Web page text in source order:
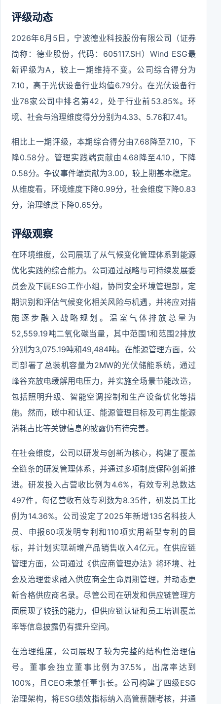
评级动态
2026年6月5日，宁波德业科技股份有限公司（证券
简称：德业股份，代码：605117.SH）Wind ESG最
新评级为A，较上一期维持不变。公司综合得分为
7.10，高于光伏设备行业均值6.79分。在光伏设备行
业78家公司中排名第42，处于行业前53.85%。环
境、社会与治理维度得分分别为4.33、5.76和7.41。
相比上一期评级，本期综合得分由7.68降至7.10，下
降0.58分。管理实践端贡献由4.68降至4.10，下降
0.58分。争议事件端贡献为3.00，较上期基本稳定。
从维度看，环境维度下降0.99分，社会维度下降0.83
分，治理维度下降0.65分。
评级观察
在环境维度，公司展现了从气候变化管理体系到能源
优化实践的综合能力。公司通过战略与可持续发展委
员会及下属ESG工作小组，协同安全环境管理部，定
期识别和评估气候变化相关风险与机遇，并将应对措
施逐步融入战略规划。温室气体排放总量为
52,559.19吨二氧化碳当量，其中范围1和范围2排放
分别为3,075.19吨和49,484吨。在能源管理方面，公
司部署了总装机容量为2MW的光伏储能系统，通过
峰谷充放电缓解用电压力，并实施全场景节能改造，
包括照明升级、智能空调控制和生产设备优化等措
施。然而，碳中和认证、能源管理目标及可再生能源
消耗占比等关键信息的披露仍有待完善。
在社会维度，公司以研发与创新为核心，构建了覆盖
全链条的研发管理体系，并通过多项制度保障创新推
进。研发投入占营收比例为4.6%，有效专利总数达
497件，每亿营收有效专利数为8.35件，研发员工比
例为14.36%。公司设定了2025年新增135名科技人
员、申报60项发明专利和110项实用新型专利的目
标，并计划实现新增产品销售收入4亿元。在供应链
管理方面，公司通过《供应商管理办法》将环境、社
会及治理要求融入供应商全生命周期管理，并动态更
新合格供应商名录。尽管公司在研发和供应链管理方
面展现了较强的能力，但供应链认证和员工培训覆盖
率等信息披露仍有提升空间。
在治理维度，公司展现了较为完整的结构性治理信
号。董事会独立董事比例为37.5%，出席率达到
100%，且CEO未兼任董事长。公司构建了四级ESG
治理架构，将ESG绩效指标纳入高管薪酬考核，并通